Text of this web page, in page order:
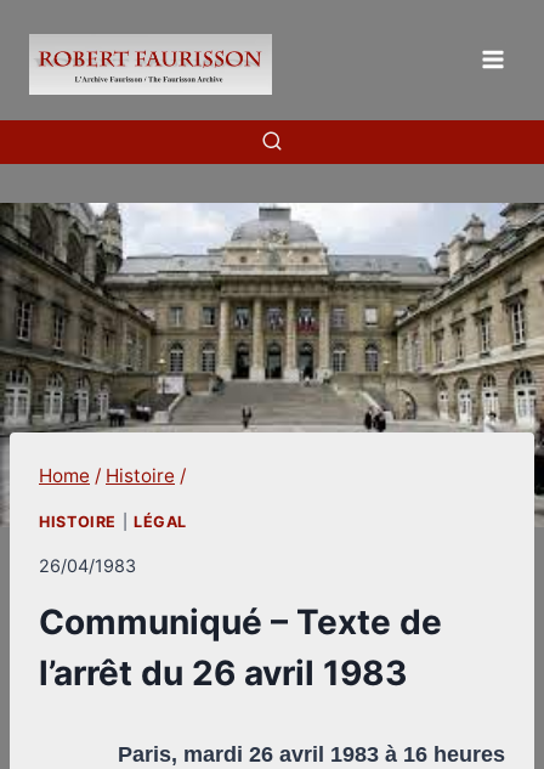
content
Home / Histoire /
HISTOIRE LÉGAL
26/04/1983
Communiqué – Texte de
l’arrêt du 26 avril 1983
Paris, mardi 26 avril 1983 à 16 heures